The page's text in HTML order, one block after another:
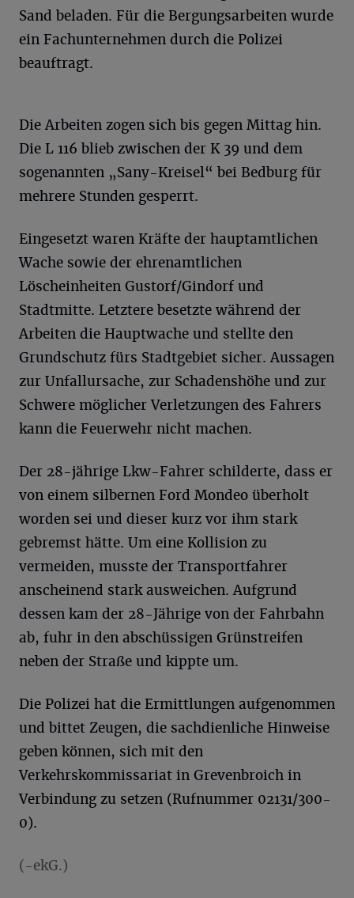
Sand beladen. Für die Bergungsarbeiten wurde
ein Fachunternehmen durch die Polizei
beauftragt.
Die Arbeiten zogen sich bis gegen Mittag hin.
Die L 116 blieb zwischen der K 39 und dem
sogenannten „Sany-Kreisel“ bei Bedburg für
mehrere Stunden gesperrt.
Eingesetzt waren Kräfte der hauptamtlichen
Wache sowie der ehrenamtlichen
Löscheinheiten Gustorf/Gindorf und
Stadtmitte. Letztere besetzte während der
Arbeiten die Hauptwache und stellte den
Grundschutz fürs Stadtgebiet sicher. Aussagen
zur Unfallursache, zur Schadenshöhe und zur
Schwere möglicher Verletzungen des Fahrers
kann die Feuerwehr nicht machen.
Der 28-jährige Lkw-Fahrer schilderte, dass er
von einem silbernen Ford Mondeo überholt
worden sei und dieser kurz vor ihm stark
gebremst hätte. Um eine Kollision zu
vermeiden, musste der Transportfahrer
anscheinend stark ausweichen. Aufgrund
dessen kam der 28-Jährige von der Fahrbahn
ab, fuhr in den abschüssigen Grünstreifen
neben der Straße und kippte um.
Die Polizei hat die Ermittlungen aufgenommen
und bittet Zeugen, die sachdienliche Hinweise
geben können, sich mit den
Verkehrskommissariat in Grevenbroich in
Verbindung zu setzen (Rufnummer 02131/300-
0).
(-ekG.)